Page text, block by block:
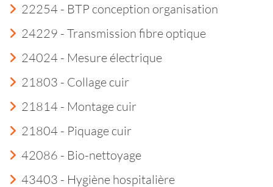
22254 - BTP conception organisation
24229 - Transmission fibre optique
24024 - Mesure électrique
21803 - Collage cuir
21814 - Montage cuir
21804 - Piquage cuir
42086 - Bio-nettoyage
43403 - Hygiène hospitalière